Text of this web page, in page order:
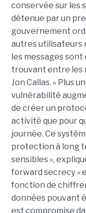
conservée sur les
détenue par un
gouvernement
autres utilisateurs
les messages
trouvant entre les
Jon Callas. « Plus
vulnérabilité
de créer un
activité que pour
journée. Ce
protection à long
sensibles »,
forward secrecy »
fonction de
données pouvant
est compromise